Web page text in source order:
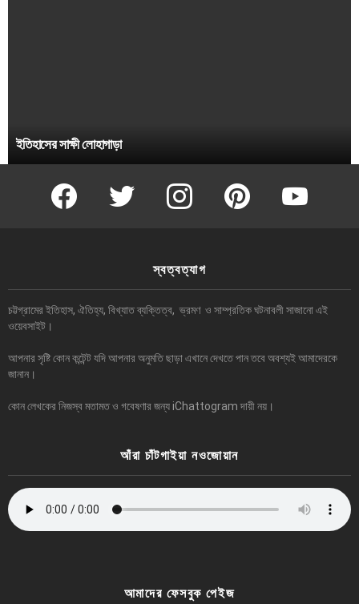
ইতিহাসের সাক্ষী লোহাগাড়া
facebook twitter instagram pinterest
স্বত্বত্যাগ
চট্টগ্রামের ইতিহাস, ঐতিহ্য, বিখ্যাত ব্যক্তিত্ব, ভ্রমণ ও সাম্প্রতিক ঘটনাবলী সাজানো এই
ওয়েবসাইট।
আপনার সৃষ্টি কোন কন্টেন্ট যদি আপনার অনুমতি ছাড়া এখানে দেখতে পান তবে অবশ্যই আমাদেরকে
জানান।
কোন লেখকের নিজস্ব মতামত ও গবেষণার জন্য iChattogram দায়ী নয়।
আঁরা চাঁটগাইয়া নওজোয়ান
আমাদের ফেসবুক পেইজ